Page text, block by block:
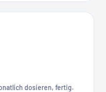
dosieren, fertig.